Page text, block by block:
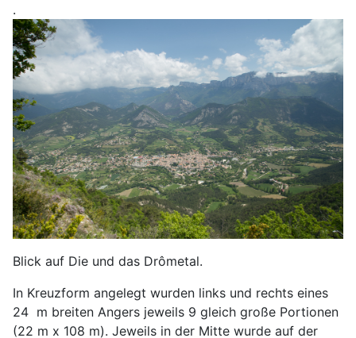
.
Blick auf Die und das Drômetal.
In Kreuzform angelegt wurden links und rechts eines
24 m breiten Angers jeweils 9 gleich große Portionen
(22 m x 108 m). Jeweils in der Mitte wurde auf der